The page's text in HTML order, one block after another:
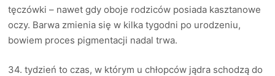
tęczówki – nawet gdy oboje rodziców posiada kasztanowe
oczy. Barwa zmienia się w kilka tygodni po urodzeniu,
bowiem proces pigmentacji nadal trwa.
34. tydzień to czas, w którym u chłopców jądra schodzą do